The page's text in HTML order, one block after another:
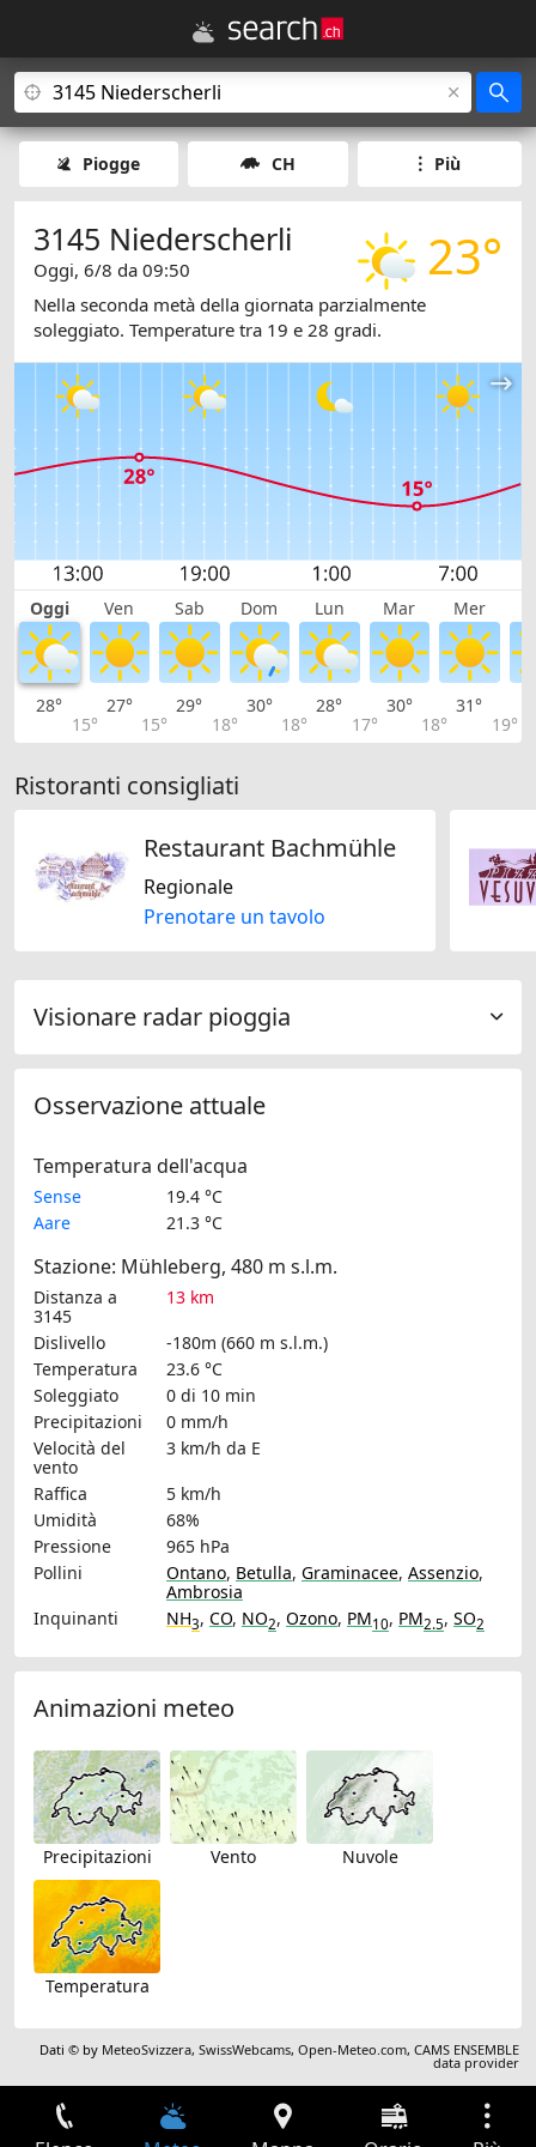
Piogge CH Più
23°
3145 Niederscherli
Oggi, 6/8 da 09:50
Nella seconda metà della giornata parzialmente
soleggiato. Temperature tra 19 e 28 gradi.
Oggi Ven Sab Dom Lun Mar Mer
28°
15°
27°
15°
29°
18°
30°
18°
28°
17°
30°
18°
31°
19°
Ristoranti consigliati
Restaurant Bachmühle
Regionale
Prenotare un tavolo
Visionare radar pioggia
Osservazione attuale
Temperatura dell'acqua
Sense
19.4 °C
Aare
21.3 °C
Stazione: Mühleberg, 480 m s.l.m.
Distanza a
3145
13 km
Dislivello
-180m (660 m s.l.m.)
Temperatura
23.6 °C
Soleggiato
0 di 10 min
Precipitazioni
0 mm/h
Velocità del
vento
3 km/h da E
Raffica
5 km/h
Umidità
68%
Pressione
965 hPa
Pollini
Ontano, Betulla, Graminacee, Assenzio,
Ambrosia
Inquinanti
NH3, CO, NO2, Ozono, PM10, PM2.5, SO2
Animazioni meteo
Precipitazioni Vento Nuvole
Temperatura
Dati © by MeteoSvizzera,SwissWebcams,Open-Meteo.com,CAMS ENSEMBLE
data provider